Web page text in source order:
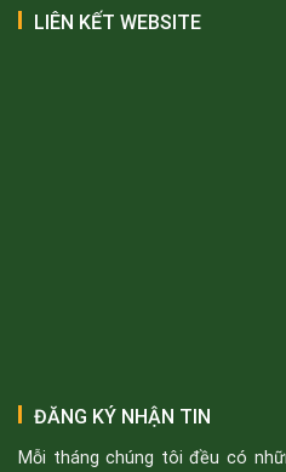
LIÊN KẾT WEBSITE
ĐĂNG KÝ NHẬN TIN
Mỗi tháng chúng tôi đều có